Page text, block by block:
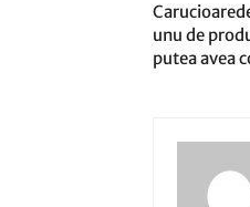
unu de
putea avea